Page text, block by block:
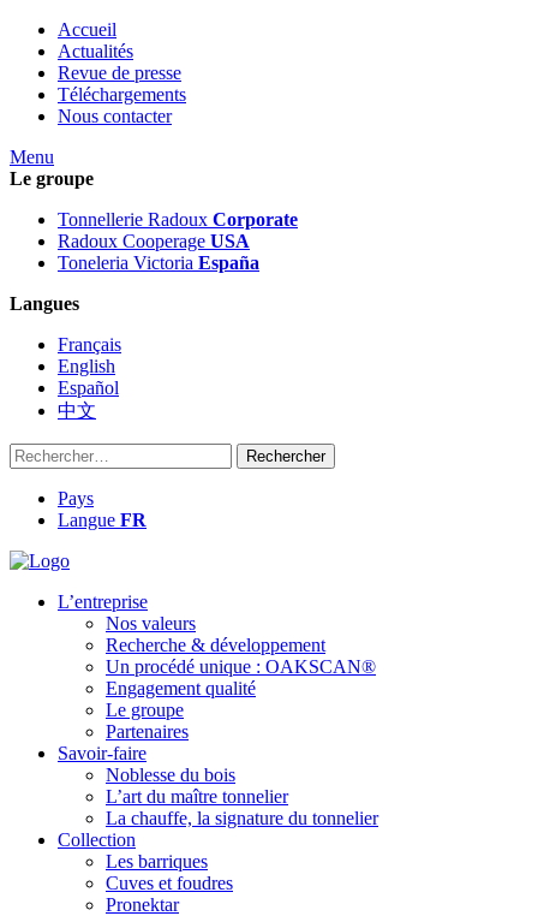
Accueil
Actualités
Revue de presse
Téléchargements
Nous contacter
Menu
Le groupe
Tonnellerie Radoux Corporate
Radoux Cooperage USA
Toneleria Victoria España
Langues
Français
English
Español
中文
Rechercher :
Pays
Langue FR
L’entreprise
Nos valeurs
Recherche & développement
Un procédé unique : OAKSCAN®
Engagement qualité
Le groupe
Partenaires
Savoir-faire
Noblesse du bois
L’art du maître tonnelier
La chauffe, la signature du tonnelier
Collection
Les barriques
Cuves et foudres
Pronektar